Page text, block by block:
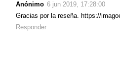
Anónimo 6 jun 2019, 17:28:00
Gracias por la reseña. https://
Responder